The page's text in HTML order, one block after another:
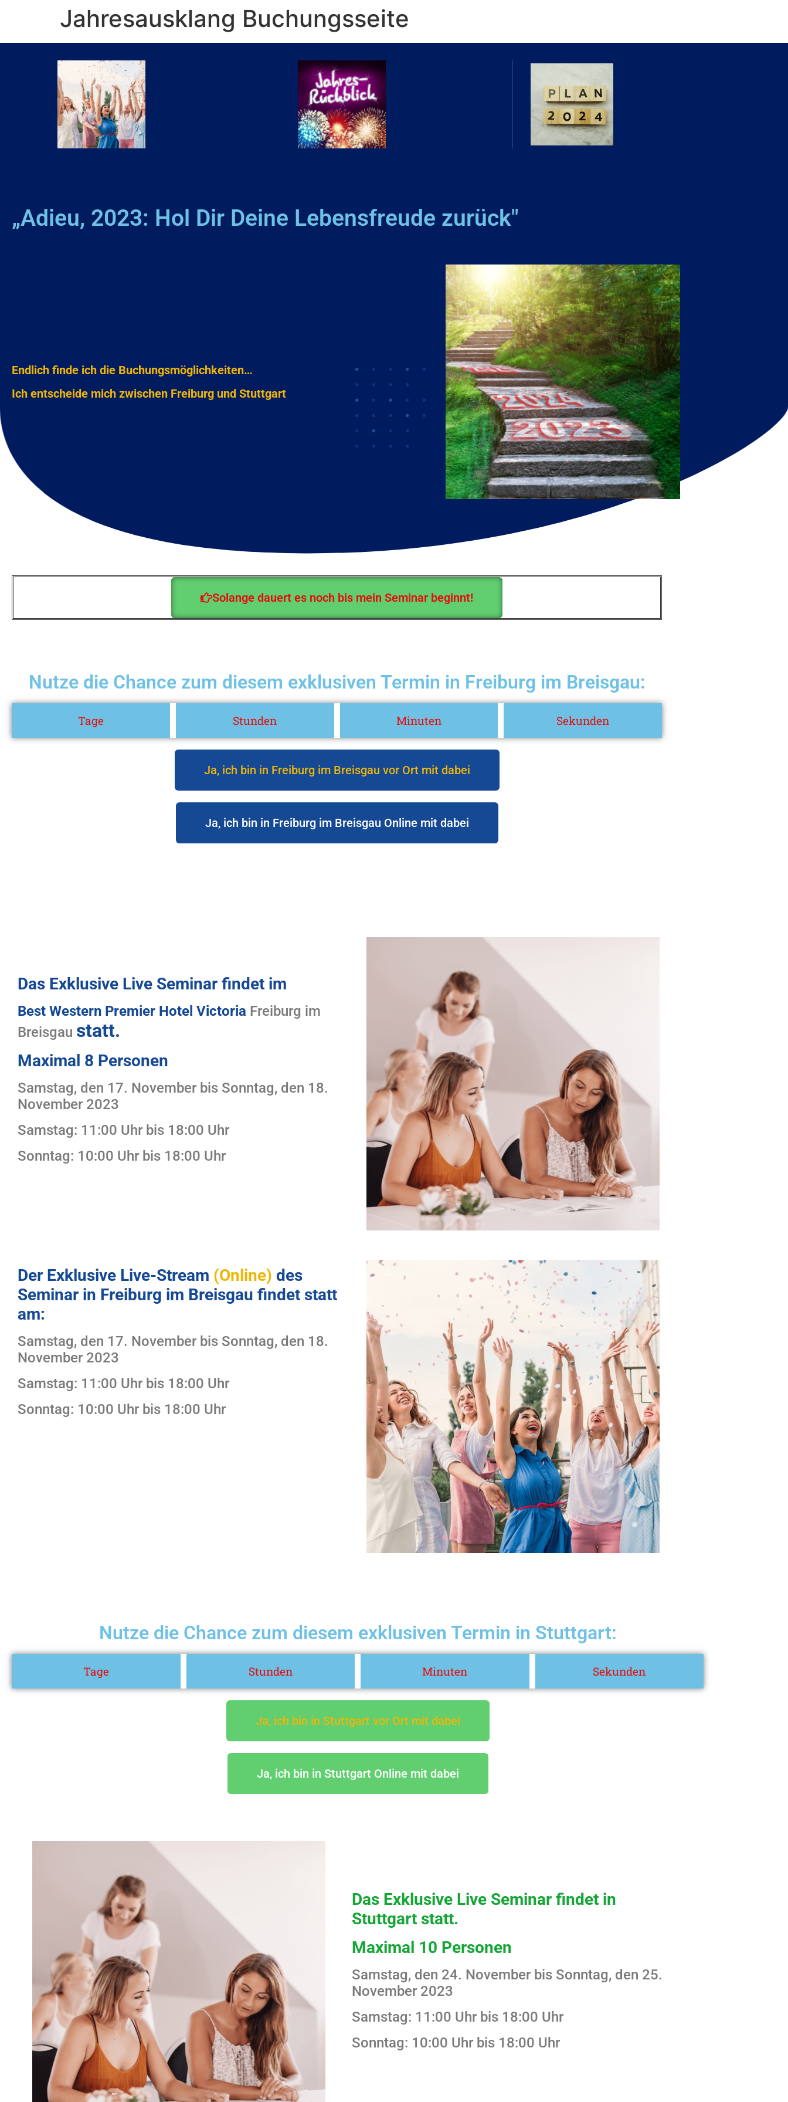
Jahresausklang Buchungsseite
„Adieu, 2023: Hol Dir Deine Lebensfreude zurück"
Endlich finde ich die Buchungsmöglichkeiten…
Ich entscheide mich zwischen Freiburg und Stuttgart
Solange dauert es noch bis mein Seminar beginnt!
Nutze die Chance zum diesem exklusiven Termin in Freiburg im Breisgau:
Tage Stunden Minuten Sekunden
Ja, ich bin in Freiburg im Breisgau vor Ort mit dabei
Ja, ich bin in Freiburg im Breisgau Online mit dabei
Das Exklusive Live Seminar findet im
Best Western Premier Hotel Victoria Freiburg im
Breisgau statt.
Maximal 8 Personen
Samstag, den 17. November bis Sonntag, den 18.
November 2023
Samstag: 11:00 Uhr bis 18:00 Uhr
Sonntag: 10:00 Uhr bis 18:00 Uhr
Der Exklusive Live-Stream (Online) des
Seminar in Freiburg im Breisgau findet statt
am:
Samstag, den 17. November bis Sonntag, den 18.
November 2023
Samstag: 11:00 Uhr bis 18:00 Uhr
Sonntag: 10:00 Uhr bis 18:00 Uhr
Nutze die Chance zum diesem exklusiven Termin in Stuttgart:
Tage Stunden Minuten Sekunden
Ja, ich bin in Stuttgart vor Ort mit dabei
Ja, ich bin in Stuttgart Online mit dabei
Das Exklusive Live Seminar findet in
Stuttgart statt.
Maximal 10 Personen
Samstag, den 24. November bis Sonntag, den 25.
November 2023
Samstag: 11:00 Uhr bis 18:00 Uhr
Sonntag: 10:00 Uhr bis 18:00 Uhr